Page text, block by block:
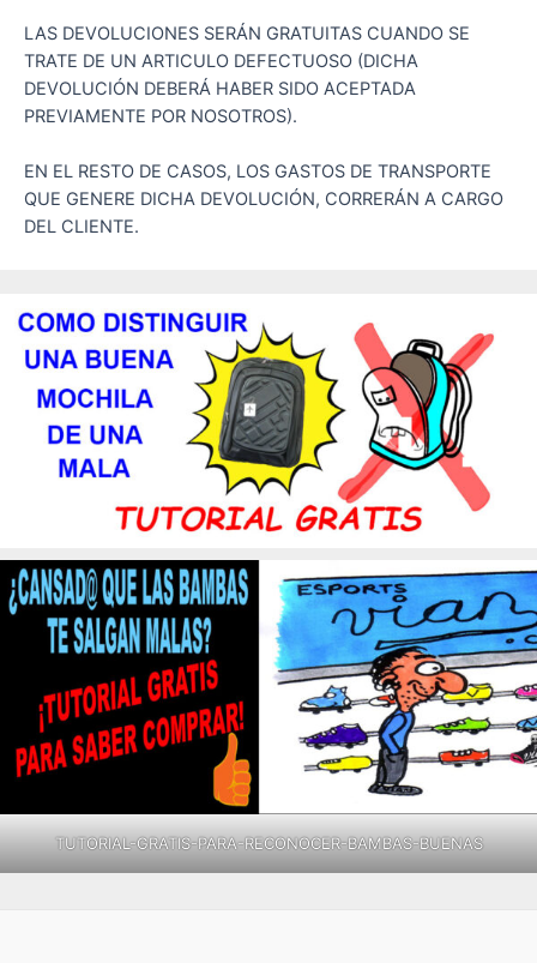
LAS DEVOLUCIONES SERÁN GRATUITAS CUANDO SE
TRATE DE UN ARTICULO DEFECTUOSO (DICHA
DEVOLUCIÓN DEBERÁ HABER SIDO ACEPTADA
PREVIAMENTE POR NOSOTROS).
EN EL RESTO DE CASOS, LOS GASTOS DE TRANSPORTE
QUE GENERE DICHA DEVOLUCIÓN, CORRERÁN A CARGO
DEL CLIENTE.
TUTORIAL-GRATIS-PARA-RECONOCER-BAMBAS-BUENAS